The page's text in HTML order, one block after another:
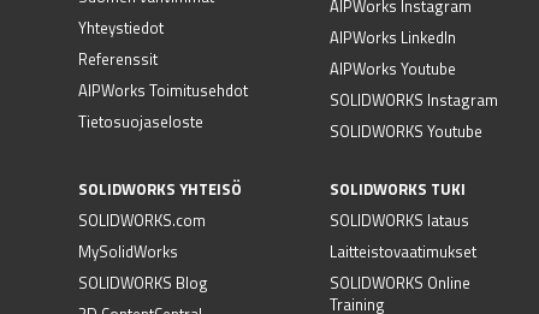
Yhteystiedot
Referenssit
AIPWorks Toimitusehdot
Tietosuojaseloste
AIPWorks Instagram
AIPWorks LinkedIn
AIPWorks Youtube
SOLIDWORKS Instagram
SOLIDWORKS Youtube
SOLIDWORKS YHTEISÖ
SOLIDWORKS.com
MySolidWorks
SOLIDWORKS Blog
SOLIDWORKS TUKI
SOLIDWORKS lataus
Laitteistovaatimukset
SOLIDWORKS Online
Training